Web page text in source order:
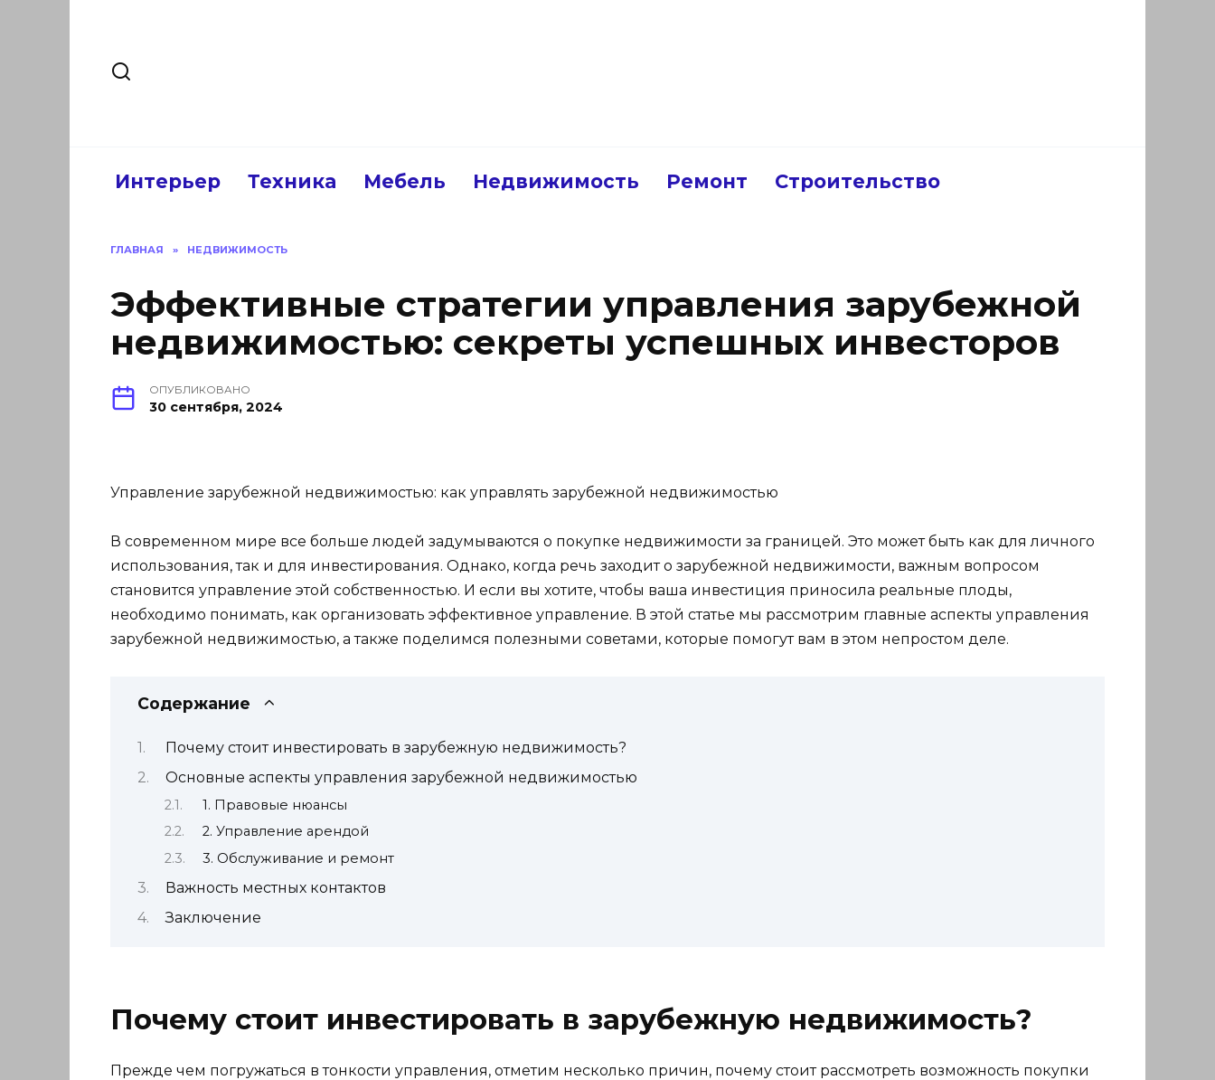
Интерьер Техника Мебель Недвижимость Ремонт Строительство
ГЛАВНАЯ » НЕДВИЖИМОСТЬ
Эффективные стратегии управления зарубежной
недвижимостью: секреты успешных инвесторов
ОПУБЛИКОВАНО
30 сентября, 2024
Управление зарубежной недвижимостью: как управлять зарубежной недвижимостью
В современном мире все больше людей задумываются о покупке недвижимости за границей. Это может быть как для личного
использования, так и для инвестирования. Однако, когда речь заходит о зарубежной недвижимости, важным вопросом
становится управление этой собственностью. И если вы хотите, чтобы ваша инвестиция приносила реальные плоды,
необходимо понимать, как организовать эффективное управление. В этой статье мы рассмотрим главные аспекты управления
зарубежной недвижимостью, а также поделимся полезными советами, которые помогут вам в этом непростом деле.
Содержание
Почему стоит инвестировать в зарубежную недвижимость?
Основные аспекты управления зарубежной недвижимостью
1. Правовые нюансы
2. Управление арендой
3. Обслуживание и ремонт
Важность местных контактов
Заключение
Почему стоит инвестировать в зарубежную недвижимость?
Прежде чем погружаться в тонкости управления, отметим несколько причин, почему стоит рассмотреть возможность покупки